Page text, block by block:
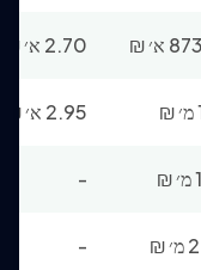
א׳ ₪ 2.70 א׳ ₪
₪ 2.95 א׳ ₪
₪
-
₪
-